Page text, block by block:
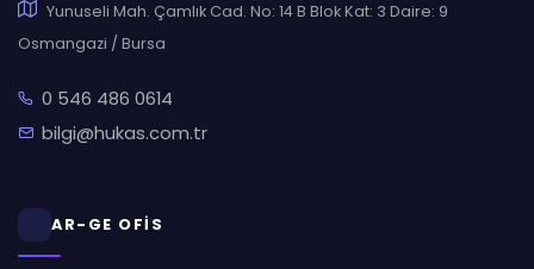
Yunuseli Mah. Çamlık Cad. No: 14 B Blok Kat: 3 Daire: 9
Osmangazi / Bursa
0 546 486 0614
bilgi@hukas.com.tr
AR-GE OFİS